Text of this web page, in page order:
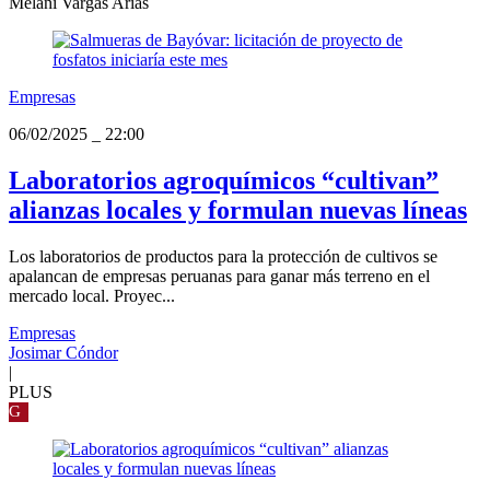
Empresas
06/02/2025
22:00
Laboratorios agroquímicos “cultivan”
alianzas locales y formulan nuevas líneas
Los laboratorios de productos para la protección de cultivos se
apalancan de empresas peruanas para ganar más terreno en el
mercado local. Proyec...
Empresas
Josimar Cóndor
|
PLUS
G